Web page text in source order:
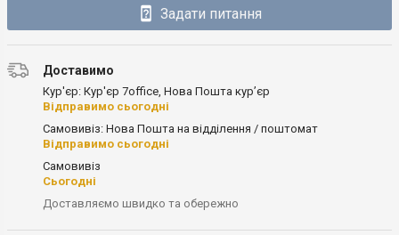
Задати питання
Доставимо
Кур'єр: Кур'єр 7office, Нова Пошта кур’єр
Відправимо сьогодні
Самовивіз: Нова Пошта на відділення / поштомат
Відправимо сьогодні
Самовивіз
Сьогодні
Доставляємо швидко та обережно